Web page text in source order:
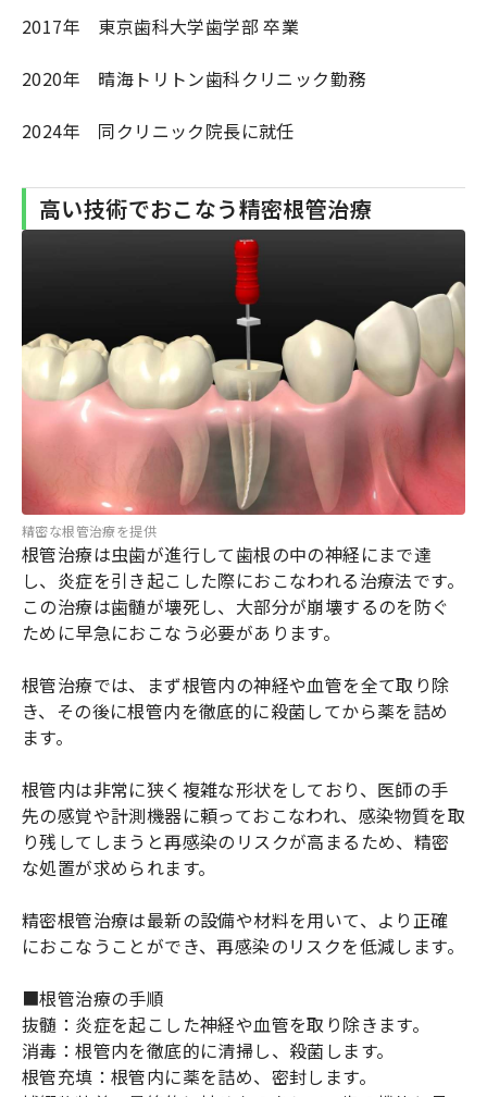
2017年 東京歯科大学歯学部 卒業
2020年 晴海トリトン歯科クリニック勤務
2024年 同クリニック院長に就任
高い技術でおこなう精密根管治療
精密な根管治療を提供
根管治療は虫歯が進行して歯根の中の神経にまで達
し、炎症を引き起こした際におこなわれる治療法です。
この治療は歯髄が壊死し、大部分が崩壊するのを防ぐ
ために早急におこなう必要があります。
根管治療では、まず根管内の神経や血管を全て取り除
き、その後に根管内を徹底的に殺菌してから薬を詰め
ます。
根管内は非常に狭く複雑な形状をしており、医師の手
先の感覚や計測機器に頼っておこなわれ、感染物質を取
り残してしまうと再感染のリスクが高まるため、精密
な処置が求められます。
精密根管治療は最新の設備や材料を用いて、より正確
におこなうことができ、再感染のリスクを低減します。
■根管治療の手順
抜髄：炎症を起こした神経や血管を取り除きます。
消毒：根管内を徹底的に清掃し、殺菌します。
根管充填：根管内に薬を詰め、密封します。